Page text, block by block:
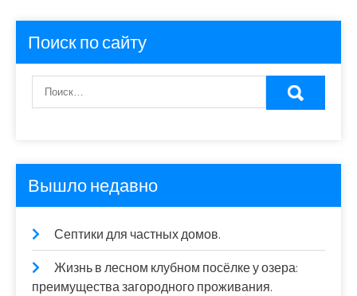
Поиск по сайту
Вышло недавно
Септики для частных домов.
Жизнь в лесном клубном посёлке у озера:
преимущества загородного проживания.